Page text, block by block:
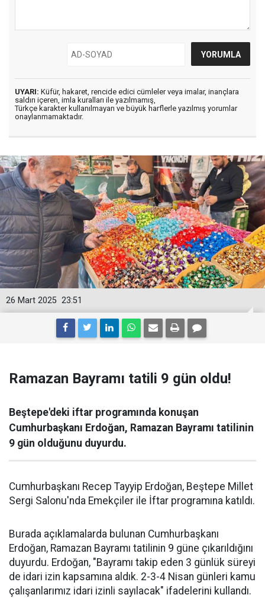
UYARI: Küfür, hakaret, rencide edici cümleler veya imalar, inançlara
saldırı içeren, imla kuralları ile yazılmamış,
Türkçe karakter kullanılmayan ve büyük harflerle yazılmış yorumlar
onaylanmamaktadır.
23:51
26 Mart 2025
Ramazan Bayramı tatili 9 gün oldu!
Beştepe'deki iftar programında konuşan
Cumhurbaşkanı Erdoğan, Ramazan Bayramı tatilinin
9 gün olduğunu duyurdu.
Cumhurbaşkanı Recep Tayyip Erdoğan, Beştepe Millet
Sergi Salonu'nda Emekçiler ile İftar programına katıldı.
Burada açıklamalarda bulunan Cumhurbaşkanı
Erdoğan, Ramazan Bayramı tatilinin 9 güne çıkarıldığını
duyurdu. Erdoğan, "Bayramı takip eden 3 günlük süreyi
de idari izin kapsamına aldık. 2-3-4 Nisan günleri kamu
çalışanlarımız idari izinli sayılacak" ifadelerini kullandı.